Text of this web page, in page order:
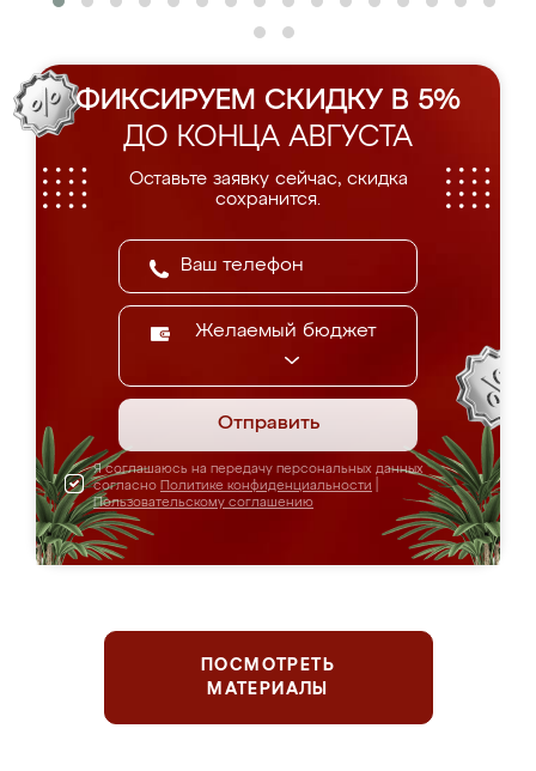
ФИКСИРУЕМ СКИДКУ В 5%
ДО КОНЦА АВГУСТА
Оставьте заявку сейчас, скидка
сохранится.
Желаемый бюджет
Отправить
Я соглашаюсь на передачу персональных данных
согласно Политике конфиденциальности
Пользовательскому соглашению
ПОСМОТРЕТЬ
МАТЕРИАЛЫ